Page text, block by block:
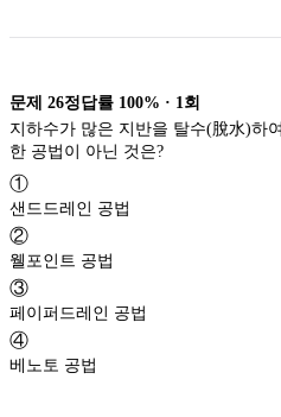
문제 26정답률 100% · 1 회
지하수가 많은 지반을 탈수(脫水)하
한 공법이 아닌 것은?
①
샌드드레인 공법
②
웰포인트 공법
③
페이퍼드레인 공법
④
베노토 공법